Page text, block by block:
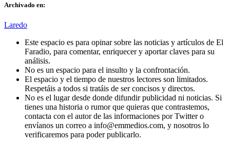
Archivado en:
Laredo
Este espacio es para opinar sobre las noticias y artículos de El
Faradio, para comentar, enriquecer y aportar claves para su
análisis.
No es un espacio para el insulto y la confrontación.
El espacio y el tiempo de nuestros lectores son limitados.
Respetáis a todos si tratáis de ser concisos y directos.
No es el lugar desde donde difundir publicidad ni noticias. Si
tienes una historia o rumor que quieras que contrastemos,
contacta con el autor de las informaciones por Twitter o
envíanos un correo a info@emmedios.com, y nosotros lo
verificaremos para poder publicarlo.